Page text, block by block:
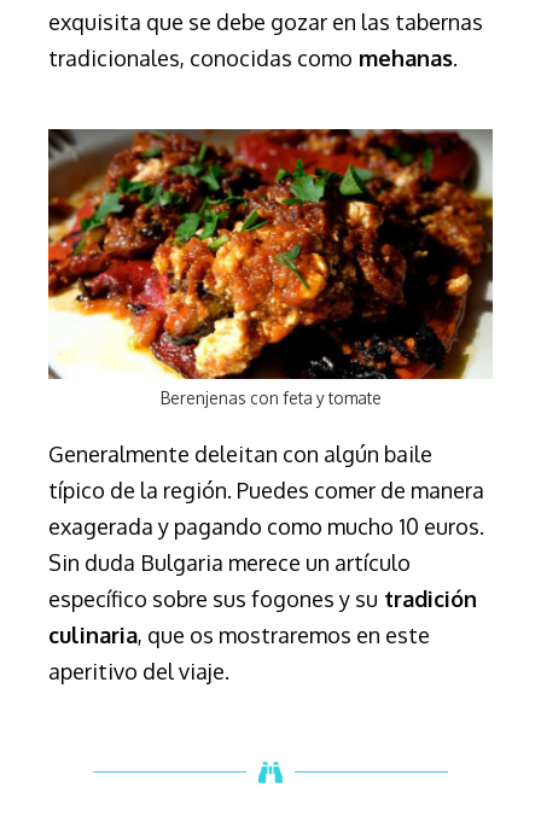
exquisita que se debe gozar en las tabernas
tradicionales, conocidas como mehanas.
Berenjenas con feta y tomate
Generalmente deleitan con algún baile
típico de la región. Puedes comer de manera
exagerada y pagando como mucho 10 euros.
Sin duda Bulgaria merece un artículo
específico sobre sus fogones y su tradición
culinaria, que os mostraremos en este
aperitivo del viaje.